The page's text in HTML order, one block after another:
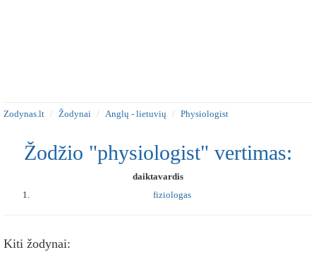
Zodynas.lt Žodynai Anglų - lietuvių Physiologist
Žodžio "physiologist" vertimas:
daiktavardis
fiziologas
Kiti žodynai: